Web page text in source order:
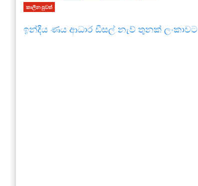
කාලීන පුවත්
ඉන්දීය ණය ආධාර ඩීසල් නැව් තුනක් ලංකාවට